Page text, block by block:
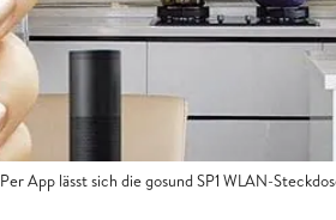
Per App lässt sich die gosund SP1 WLAN-